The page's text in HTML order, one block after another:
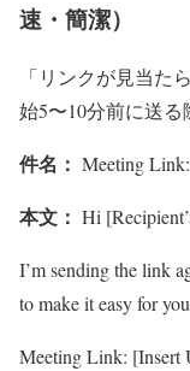
速・簡潔）
「リンクが見当た
始5〜10分前に送る
件名： Meeting
本文： Hi
I’m sending the link
to make it easy for
Meeting Link: [Insert